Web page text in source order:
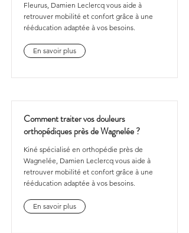
Fleurus, Damien Leclercq vous aide à
retrouver mobilité et confort grâce à une
rééducation adaptée à vos besoins.
En savoir plus
Comment traiter vos douleurs
orthopédiques près de Wagnelée ?
Kiné spécialisé en orthopédie près de
Wagnelée, Damien Leclercq vous aide à
retrouver mobilité et confort grâce à une
rééducation adaptée à vos besoins.
En savoir plus